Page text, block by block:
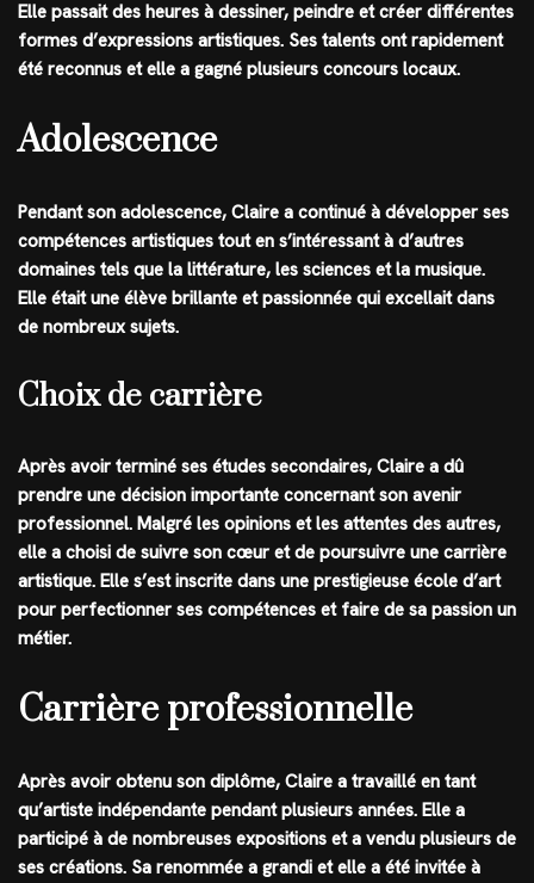
Elle passait des heures à dessiner, peindre et créer différentes
formes d’expressions artistiques. Ses talents ont rapidement
été reconnus et elle a gagné plusieurs concours locaux.
Adolescence
Pendant son adolescence, Claire a continué à développer ses
compétences artistiques tout en s’intéressant à d’autres
domaines tels que la littérature, les sciences et la musique.
Elle était une élève brillante et passionnée qui excellait dans
de nombreux sujets.
Choix de carrière
Après avoir terminé ses études secondaires, Claire a dû
prendre une décision importante concernant son avenir
professionnel. Malgré les opinions et les attentes des autres,
elle a choisi de suivre son cœur et de poursuivre une carrière
artistique. Elle s’est inscrite dans une prestigieuse école d’art
pour perfectionner ses compétences et faire de sa passion un
métier.
Carrière professionnelle
Après avoir obtenu son diplôme, Claire a travaillé en tant
qu’artiste indépendante pendant plusieurs années. Elle a
participé à de nombreuses expositions et a vendu plusieurs de
ses créations. Sa renommée a grandi et elle a été invitée à